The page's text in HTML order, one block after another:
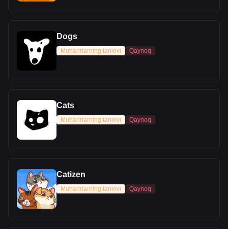
Dogs
Muharirlarning tanlovi Qaynoq
Cats
Muharirlarning tanlovi Qaynoq
Catizen
Muharirlarning tanlovi Qaynoq